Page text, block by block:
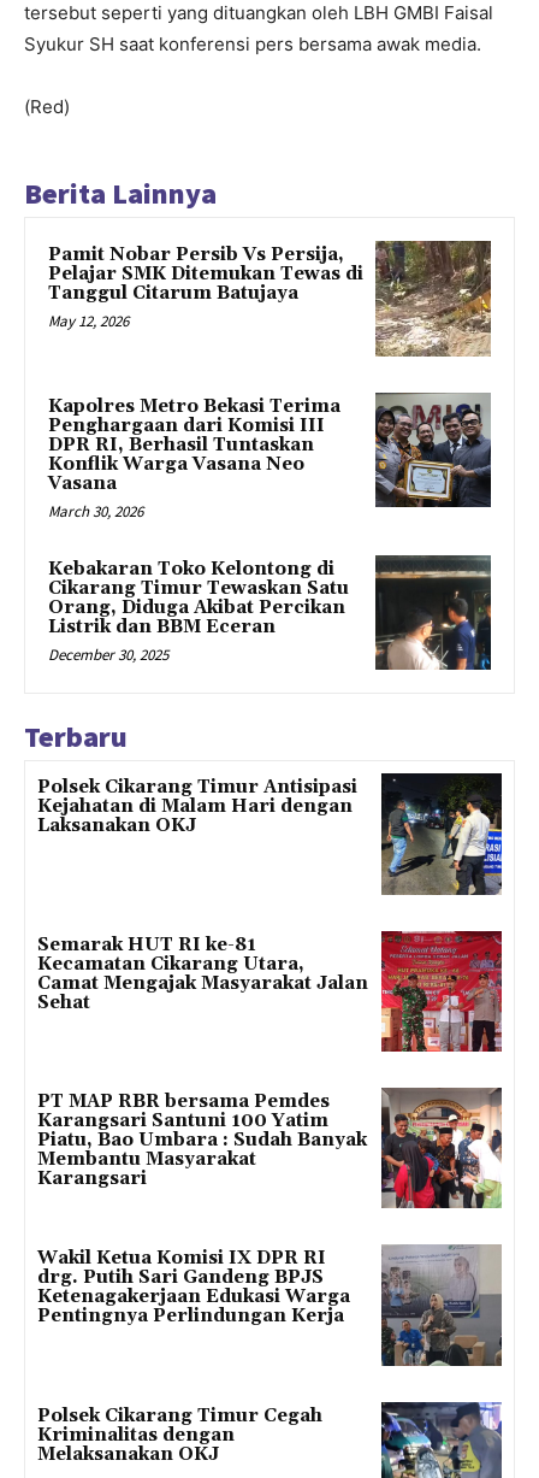
tersebut seperti yang dituangkan oleh LBH GMBI Faisal
Syukur SH saat konferensi pers bersama awak media.
(Red)
Berita Lainnya
Pamit Nobar Persib Vs Persija,
Pelajar SMK Ditemukan Tewas di
Tanggul Citarum Batujaya
May 12, 2026
Kapolres Metro Bekasi Terima
Penghargaan dari Komisi III
DPR RI, Berhasil Tuntaskan
Konflik Warga Vasana Neo
Vasana
March 30, 2026
Kebakaran Toko Kelontong di
Cikarang Timur Tewaskan Satu
Orang, Diduga Akibat Percikan
Listrik dan BBM Eceran
December 30, 2025
Terbaru
Polsek Cikarang Timur Antisipasi
Kejahatan di Malam Hari dengan
Laksanakan OKJ
Semarak HUT RI ke-81
Kecamatan Cikarang Utara,
Camat Mengajak Masyarakat Jalan
Sehat
PT MAP RBR bersama Pemdes
Karangsari Santuni 100 Yatim
Piatu, Bao Umbara : Sudah Banyak
Membantu Masyarakat
Karangsari
Wakil Ketua Komisi IX DPR RI
drg. Putih Sari Gandeng BPJS
Ketenagakerjaan Edukasi Warga
Pentingnya Perlindungan Kerja
Polsek Cikarang Timur Cegah
Kriminalitas dengan
Melaksanakan OKJ